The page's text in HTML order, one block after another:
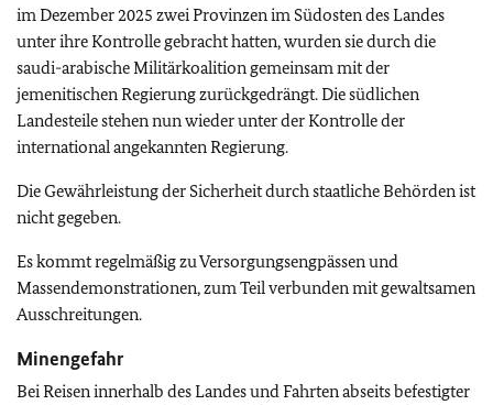
im Dezember 2025 zwei Provinzen im Südosten des Landes
unter ihre Kontrolle gebracht hatten, wurden sie durch die
saudi-arabische Militärkoalition gemeinsam mit der
jemenitischen Regierung zurückgedrängt. Die südlichen
Landesteile stehen nun wieder unter der Kontrolle der
international angekannten Regierung.
Die Gewährleistung der Sicherheit durch staatliche Behörden ist
nicht gegeben.
Es kommt regelmäßig zu Versorgungsengpässen und
Massendemonstrationen, zum Teil verbunden mit gewaltsamen
Ausschreitungen.
Minengefahr
Bei Reisen innerhalb des Landes und Fahrten abseits befestigter